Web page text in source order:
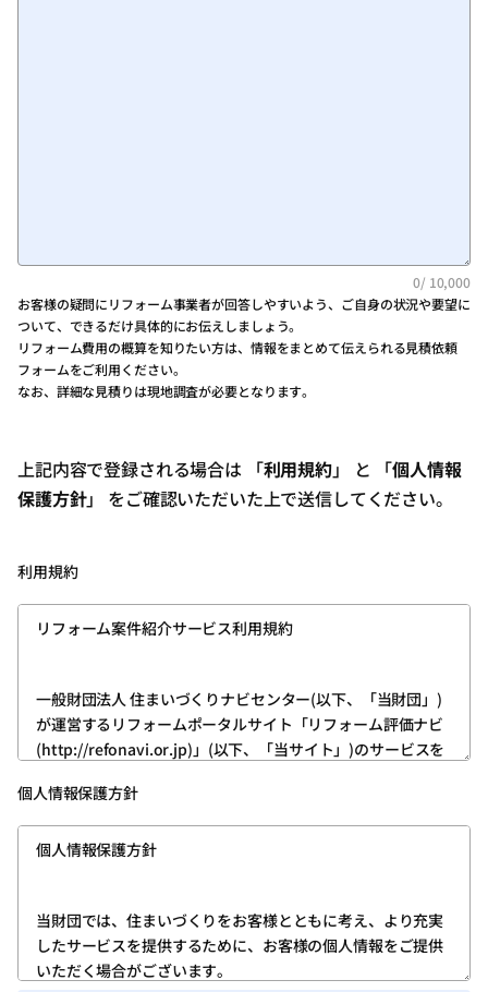
0/ 10,000
お客様の疑問にリフォーム事業者が回答しやすいよう、ご自身の状況や要望に
ついて、できるだけ具体的にお伝えしましょう。
リフォーム費用の概算を知りたい方は、情報をまとめて伝えられる見積依頼
フォームをご利用ください。
なお、詳細な見積りは現地調査が必要となります。
上記内容で登録される場合は 「利用規約」 と 「個人情報
保護方針」 をご確認いただいた上で送信してください。
利用規約
リフォーム案件紹介サービス利用規約
一般財団法人 住まいづくりナビセンター(以下、「当財団」)
が運営するリフォームポータルサイト「リフォーム評価ナビ
(http://refonavi.or.jp)」(以下、「当サイト」)のサービスを
次の内容をお読みいただき、その内容を理解したうえ、ご同
意いただける方は、所定の方法でユーザー登録をお願いいた
します。
第1条 (ユーザー登録)
1.ユーザー登録は、当サイトのトップページの「新規登録」
ボタンをクリックしていただき、「ログイン・新規登録画
個人情報保護方針
個人情報保護方針
当財団では、住まいづくりをお客様とともに考え、より充実
したサービスを提供するために、お客様の個人情報をご提供
いただく場合がございます。